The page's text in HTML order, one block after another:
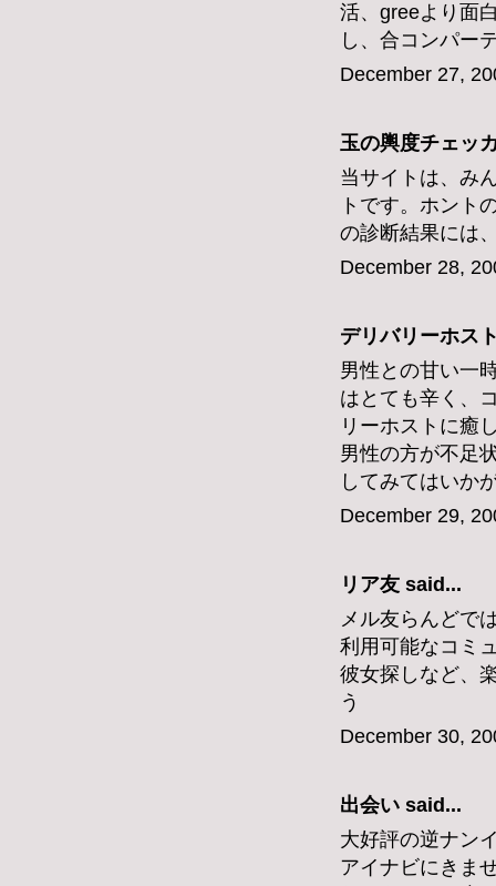
活、greeより面
し、合コンパー
December 27,
玉の輿度チェッ
当サイトは、み
トです。ホント
の診断結果には
December 28,
デリバリーホス
男性との甘い一
はとても辛く、
リーホストに癒
男性の方が不足
してみてはいか
December 29,
リア友 said...
メル友らんどで
利用可能なコミ
彼女探しなど、
う
December 30,
出会い said...
大好評の逆ナン
アイナビにきま